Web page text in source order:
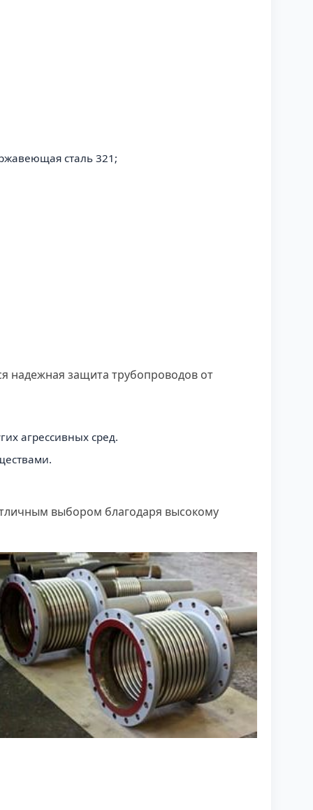
сталь 321;
надежная защита трубопроводов от
агрессивных сред.
выбором благодаря высокому